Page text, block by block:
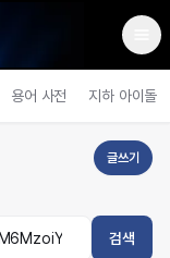
용어 사전 지하 아이돌
글쓰기
검색